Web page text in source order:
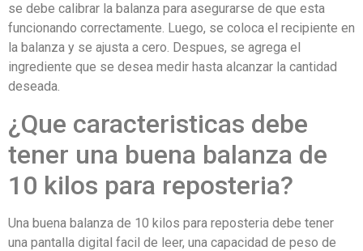
se debe calibrar la balanza para asegurarse de que esta
funcionando correctamente. Luego, se coloca el recipiente en
la balanza y se ajusta a cero. Despues, se agrega el
ingrediente que se desea medir hasta alcanzar la cantidad
deseada.
¿Que caracteristicas debe
tener una buena balanza de
10 kilos para reposteria?
Una buena balanza de 10 kilos para reposteria debe tener
una pantalla digital facil de leer, una capacidad de peso de